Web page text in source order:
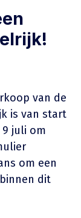
van de
is van start
9 juli om
om een
dit